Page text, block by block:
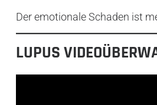
Der emotionale Schaden ist
LUPUS